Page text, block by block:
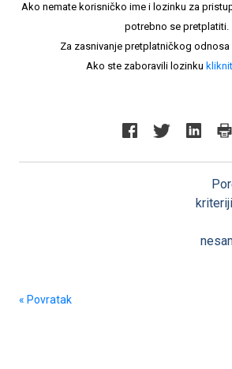
Ako nemate korisničko ime i lozinku za
potrebno se pretplatiti.
Za zasnivanje pretplatničkog odnosa
Ako ste zaboravili lozinku
« Povratak